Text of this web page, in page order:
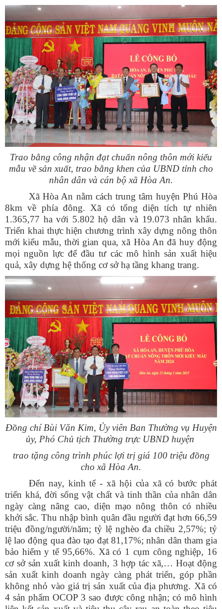
Trao bằng công nhận đạt chuẩn nông thôn mới kiểu
mẫu về sản xuất, trao bằng khen của UBND tỉnh cho
nhân dân và cán bộ xã Hòa An.
Xã Hòa An nằm cách trung tâm huyện Phú Hòa
8km về phía đông. Xã có tổng diện tích tự nhiên
1.365,77 ha với 5.802 hộ dân và 19.073 nhân khẩu.
Triển khai thực hiện chương trình xây dựng nông thôn
mới kiểu mẫu, thời gian qua, xã Hòa An đã huy động
mọi nguồn lực để đầu tư các mô hình sản xuất hiệu
quả, xây dựng hệ thống cơ sở hạ tầng khang trang.
Đồng chí Bùi Văn Kim, Ủy viên Ban Thường vụ Huyện
ủy, Phó Chủ tịch Thường trực UBND huyện
trao tặng công trình phúc lợi trị giá 100 triệu đồng
cho xã Hòa An.
Đến nay, kinh tế - xã hội của xã có bước phát
triển khá, đời sống vật chất và tinh thần của nhân dân
ngày càng nâng cao, diện mạo nông thôn có nhiều
khởi sắc. Thu nhập bình quân đầu người đạt hơn 66,59
triệu đồng/người/năm; tỷ lệ nghèo đa chiều 2,57%; tỷ
lệ lao động qua đào tạo đạt 81,17%; nhân dân tham gia
bảo hiểm y tế 95,66%. Xã có 1 cụm công nghiệp, 16
cơ sở sản xuất kinh doanh, 3 hợp tác xã,… Hoạt động
sản xuất kinh doanh ngày càng phát triển, góp phần
không nhỏ vào giá trị sản xuất của địa phương. Xã có
4 sản phẩm OCOP 3 sao được công nhận; có mô hình